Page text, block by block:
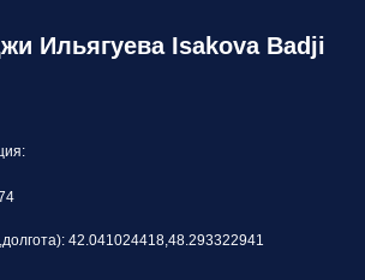
Ильягуева Isakova Badji
42.041024418,48.293322941